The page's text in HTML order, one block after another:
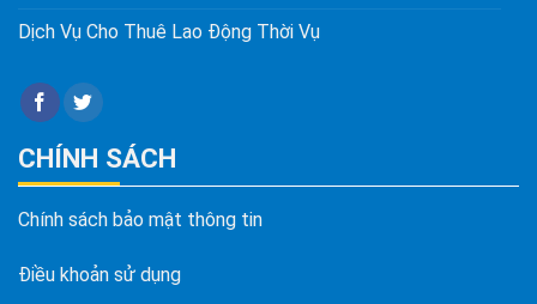
Dịch Vụ Cho Thuê Lao Động Thời Vụ
CHÍNH SÁCH
Chính sách bảo mật thông tin
Điều khoản sử dụng